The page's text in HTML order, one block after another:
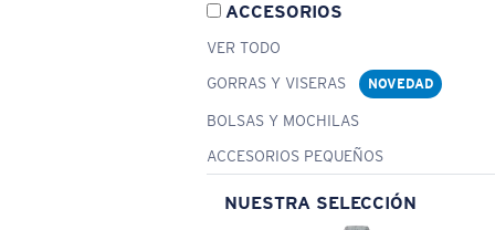
ACCESORIOS
VER TODO
GORRAS Y VISERAS
NOVEDAD
BOLSAS Y MOCHILAS
ACCESORIOS PEQUEÑOS
NUESTRA SELECCIÓN